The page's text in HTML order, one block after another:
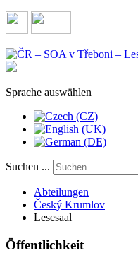
Sprache auswählen
Suchen ...
Abteilungen
Český Krumlov
Lesesaal
Öffentlichkeit